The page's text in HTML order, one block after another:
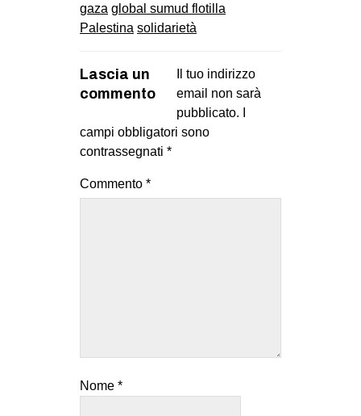
Fb
bsky
ms
gaza global sumud flotilla
Palestina solidarietà
Lascia un
commento
Il tuo indirizzo
email non sarà
pubblicato.
campi obbligatori sono
contrassegnati *
Commento *
Nome *